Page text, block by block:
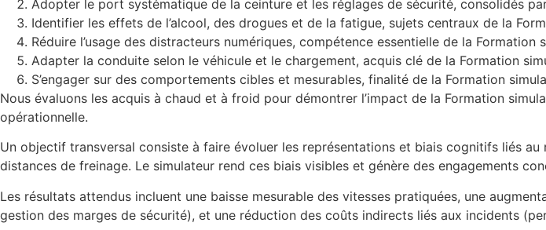
Adopter le port systématique de la ceinture et les réglages de sécurité, consolidés
Identifier les effets de l’alcool, des drogues et de la fatigue, sujets centraux de la
Réduire l’usage des distracteurs numériques, compétence essentielle de la Formation
Adapter la conduite selon le véhicule et le chargement, acquis clé de la Formation
S’engager sur des comportements cibles et mesurables, finalité de la Formation
Nous évaluons les acquis à chaud et à froid pour démontrer l’impact de la Formation
opérationnelle.
Un objectif transversal consiste à faire évoluer les représentations et biais cognitifs liés
distances de freinage. Le simulateur rend ces biais visibles et génère des engagements
Les résultats attendus incluent une baisse mesurable des vitesses pratiquées, une
gestion des marges de sécurité), et une réduction des coûts indirects liés aux incidents